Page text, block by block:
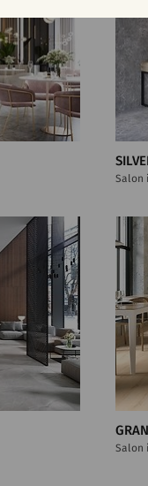
Salon
Salon